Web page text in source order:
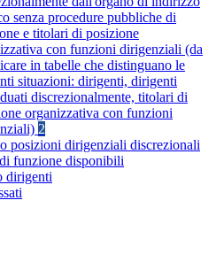
senza procedure pubbliche di
e titolari di posizione
con funzioni dirigenziali (da
in tabelle che distinguano le
situazioni: dirigenti, dirigenti
discrezionalmente, titolari di
organizzativa con funzioni
2
posizioni dirigenziali discrezionali
funzione disponibili
dirigenti